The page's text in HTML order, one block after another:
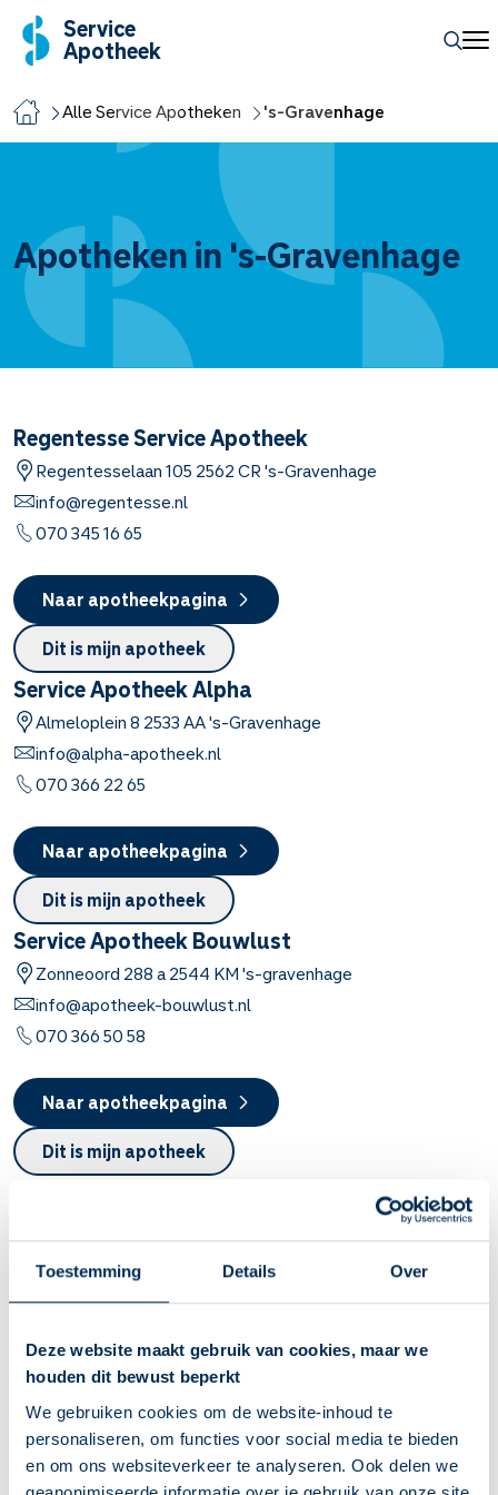
Toestemming Details Over
Deze website maakt gebruik van cookies, maar we
houden dit bewust beperkt
We gebruiken cookies om de website-inhoud te
personaliseren, om functies voor social media te bieden
en om ons websiteverkeer te analyseren. Ook delen we
Service
Apotheek
Alle Service Apotheken 's-Gravenhage
Apotheken in 's-Gravenhage
Regentesse Service Apotheek
Regentesselaan105 2562 CR's-Gravenhage
info@regentesse.nl
070 345 16 65
Naar apotheekpagina
Dit is mijn apotheek
Service Apotheek Alpha
Almeloplein8 2533 AA's-Gravenhage
info@alpha-apotheek.nl
070 366 22 65
Naar apotheekpagina
Dit is mijn apotheek
Service Apotheek Bouwlust
Zonneoord 288 a2544 KM's-gravenhage
info@apotheek-bouwlust.nl
070 366 50 58
Naar apotheekpagina
Dit is mijn apotheek
070 366 26 00
Naar apotheekpagina
Dit is mijn apotheek
Service Apotheek Den Heijer
Dr. Lelykade68A (op de 1e verdieping, met de ingang op